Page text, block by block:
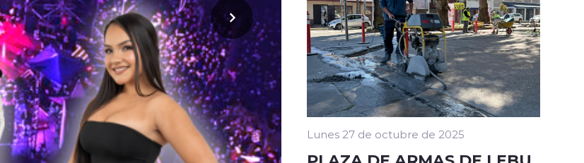
Lunes 27 de octubre de 2025